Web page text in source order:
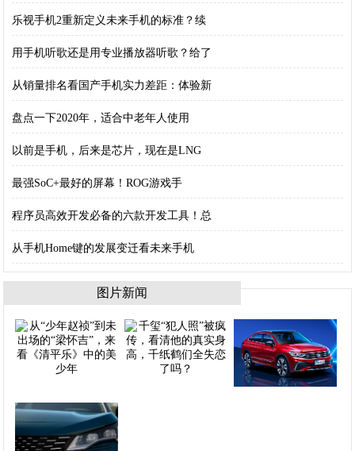
乐视手机2重新定义未来手机的标准？续
用手机听歌还是用专业播放器听歌？给了
从销量排名看国产手机实力差距：体验新
盘点一下2020年，适合中老年人使用
以前是手机，后来是芯片，现在是LNG
最强SoC+最好的屏幕！ROG游戏手
程序员高效开发必备的六款开发工具！总
从手机Home键的发展变迁看未来手机
图片新闻